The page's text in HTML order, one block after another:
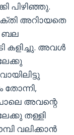
പിഴിഞ്ഞു.
അറിായതെ
ബല
കളിച്ചു. അവൾ
അവന്റെ
തള്ളി
വലിക്കാൻ